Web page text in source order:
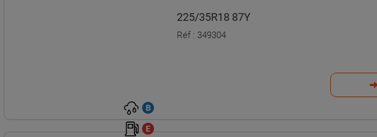
225/35R18 87Y
Réf : 349304
B
E